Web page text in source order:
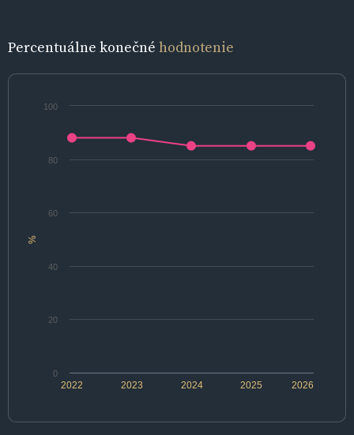
Percentuálne konečné hodnotenie
%
2022 2024 2026
2023 2025
0
20
40
60
80
100